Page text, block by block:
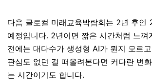
다음 글로컬 미래교육박람회는 2년 후인
예정입니다. 2년이면 짧은 시간처럼 느껴
전에는 대다수가 생성형 AI가 뭔지 모르
관심도 없던 걸 떠올려본다면 커다란 변
는 시간이기도 합니다.